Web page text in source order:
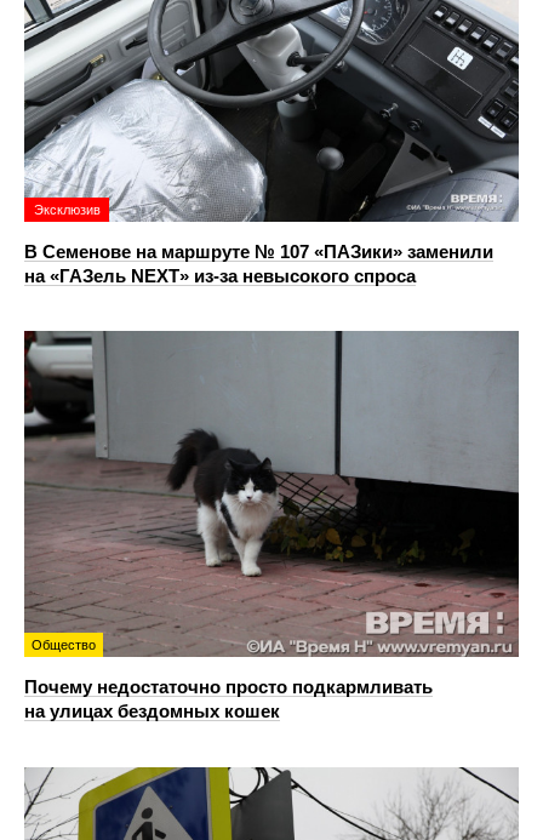
Эксклюзив
В Семенове на маршруте № 107 «ПАЗики» заменили
на «ГАЗель NEXT» из‑за невысокого спроса
Общество
Почему недостаточно просто подкармливать
на улицах бездомных кошек